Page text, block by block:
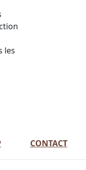
les
CONTACT